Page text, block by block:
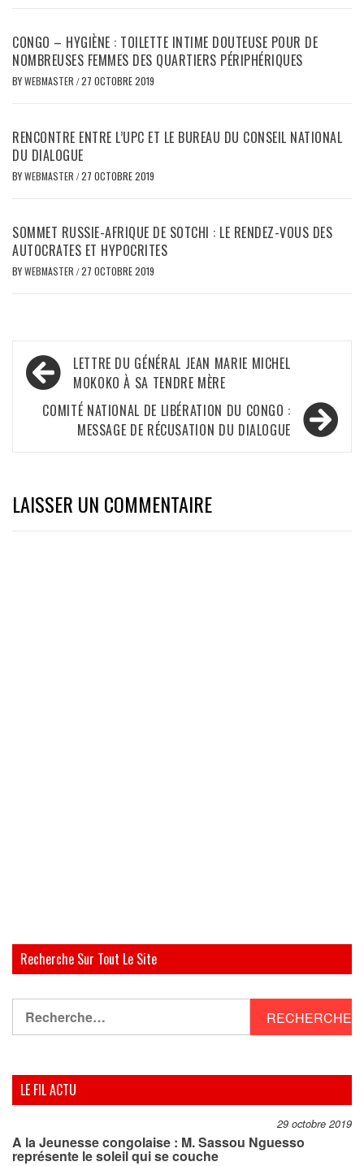
CONGO – HYGIÈNE : TOILETTE INTIME DOUTEUSE POUR DE
NOMBREUSES FEMMES DES QUARTIERS PÉRIPHÉRIQUES
BYWEBMASTER /27 OCTOBRE 2019
RENCONTRE ENTRE L’UPC ET LE BUREAU DU CONSEIL NATIONAL
DU DIALOGUE
BYWEBMASTER /27 OCTOBRE 2019
SOMMET RUSSIE-AFRIQUE DE SOTCHI : LE RENDEZ-VOUS DES
AUTOCRATES ET HYPOCRITES
BYWEBMASTER /27 OCTOBRE 2019
Navigation
de
l’article
LETTRE DU GÉNÉRAL JEAN MARIE MICHEL
MOKOKO À SA TENDRE MÈRE
COMITÉ NATIONAL DE LIBÉRATION DU CONGO :
MESSAGE DE RÉCUSATION DU DIALOGUE
LAISSER UN COMMENTAIRE
Recherche Sur Tout Le Site
LE FIL ACTU
29 octobre 2019
A la Jeunesse congolaise : M. Sassou Nguesso
représente le soleil qui se couche